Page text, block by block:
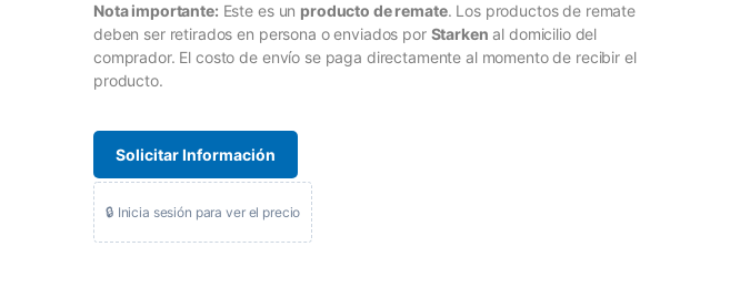
Nota importante: Este es un producto de remate. Los productos de remate
deben ser retirados en persona o enviados por Starken al domicilio del
comprador. El costo de envío se paga directamente al momento de recibir el
producto.
Solicitar Información
🔒 Inicia sesión para ver el precio